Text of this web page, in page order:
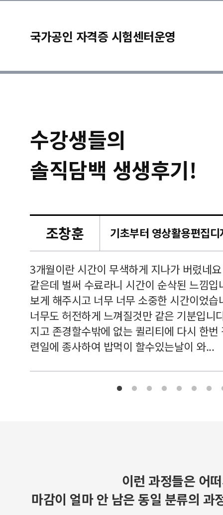
국가공인 자격증 시험센터운영
수강생들의
솔직담백 생생후기!
조창훈
3개월이란 시간이 무색하게 지나가 버렸네
같은데 벌써 수료라니 시간이 순삭된 느낌
보게 해주시고 너무 너무 소중한 시간이었
너무도 허전하게 느껴질것만 같은 기분입니
지고 존경할수밖에 없는 퀼리티에 다시 한
련일에 종사하여 밥먹이 할수있는날이 와...
이런 과정들은 어
마감이 얼마 안 남은 동일 분류의 과